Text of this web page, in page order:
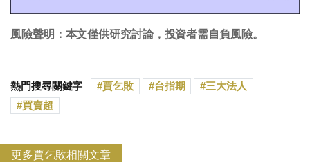
風險聲明：本文僅供研究討論，投資者需自負風險。
熱門搜尋關鍵字 賈乞敗 台指期
三大法人
買賣超
更多賈乞敗相關文章